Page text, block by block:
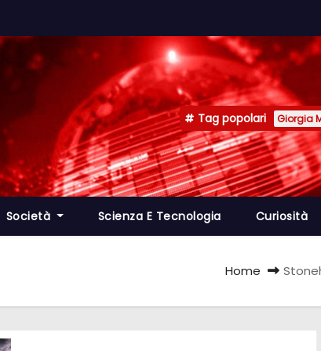
Tag popolari Giorgia
Società Scienza E Tecnologia Curiosità
Home